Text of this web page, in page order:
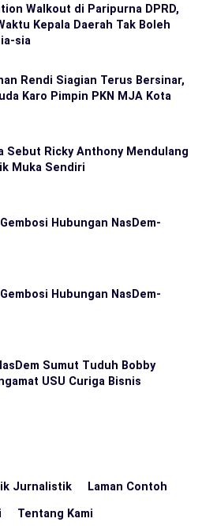
Walkout di Paripurna DPRD,
Kepala Daerah Tak Boleh
sia
Rendi Siagian Terus Bersinar,
Karo Pimpin PKN MJA Kota
Sebut Ricky Anthony Mendulang
Muka Sendiri
Hubungan NasDem-
Hubungan NasDem-
Sumut Tuduh Bobby
USU Curiga Bisnis
Jurnalistik Laman Contoh
Tentang Kami